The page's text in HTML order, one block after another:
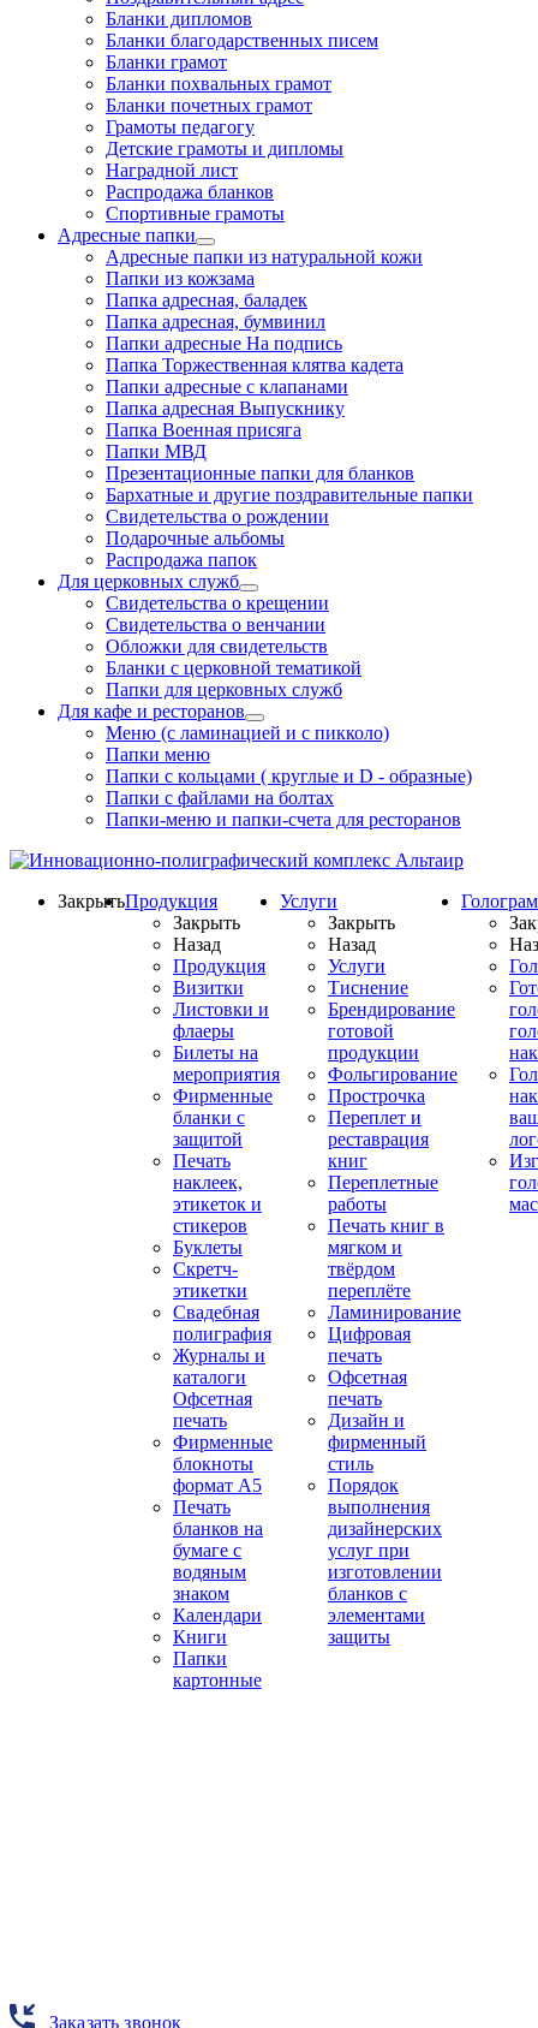
Бланки дипломов
Бланки благодарственных писем
Бланки грамот
Бланки похвальных грамот
Бланки почетных грамот
Грамоты педагогу
Детские грамоты и дипломы
Наградной лист
Распродажа бланков
Спортивные грамоты
Адресные папки
Адресные папки из натуральной кожи
Папки из кожзама
Папка адресная, баладек
Папка адресная, бумвинил
Папки адресные На подпись
Папка Торжественная клятва кадета
Папки адресные с клапанами
Папка адресная Выпускнику
Папка Военная присяга
Папки МВД
Презентационные папки для бланков
Бархатные и другие поздравительные папки
Свидетельства о рождении
Подарочные альбомы
Распродажа папок
Для церковных служб
Свидетельства о крещении
Свидетельства о венчании
Обложки для свидетельств
Бланки с церковной тематикой
Папки для церковных служб
Для кафе и ресторанов
Меню (с ламинацией и с пикколо)
Папки меню
Папки с кольцами ( круглые и D - образные)
Папки с файлами на болтах
Папки-меню и папки-счета для ресторанов
ЗакрытьПродукция
Закрыть
Назад
Продукция
Визитки
Листовки и
флаеры
Билеты на
мероприятия
Фирменные
бланки с
защитой
Печать
наклеек,
этикеток и
стикеров
Буклеты
Скретч-
этикетки
Свадебная
полиграфия
Журналы и
каталоги
Офсетная
печать
Фирменные
блокноты
формат А5
Печать
бланков на
бумаге с
водяным
знаком
Календари
Книги
Папки
картонные
Услуги
Закрыть
Назад
Услуги
Тиснение
Брендирование
готовой
продукции
Фольгирование
Прострочка
Переплет и
реставрация
книг
Переплетные
работы
Печать книг в
мягком и
твёрдом
переплёте
Ламинирование
Цифровая
печать
Офсетная
печать
Дизайн и
фирменный
стиль
Порядок
выполнения
дизайнерских
услуг при
изготовлении
бланков с
элементами
защиты
Заказать звонок